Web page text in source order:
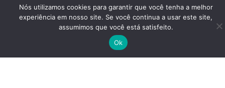
Nós utilizamos cookies para garantir que você tenha a melhor
experiência em nosso site. Se você continua a usar este site,
assumimos que você está satisfeito.
Ok